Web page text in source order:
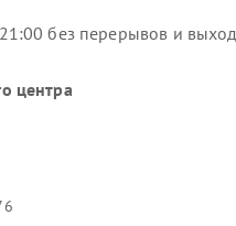
без перерывов и
центра